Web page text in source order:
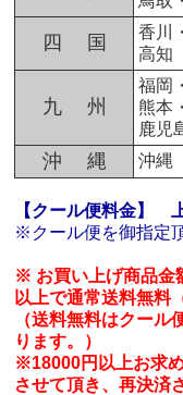
四 国
香川
高知
九 州
福岡
熊本
鹿児
沖 縄 沖縄
【クール便料金】
※クール便を御指定
※ お買い上げ商品金
以上で通常送料無料
（送料無料はクー
ります。）
※18000円以上お求
させて頂き、再決済